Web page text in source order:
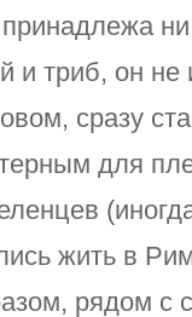
и триб, он не
сразу
для
жить в
рядом